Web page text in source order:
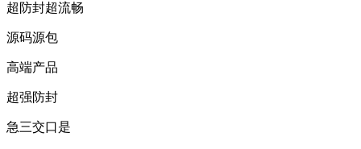
超防封超流畅
源码源包
高端产品
超强防封
急三交口是